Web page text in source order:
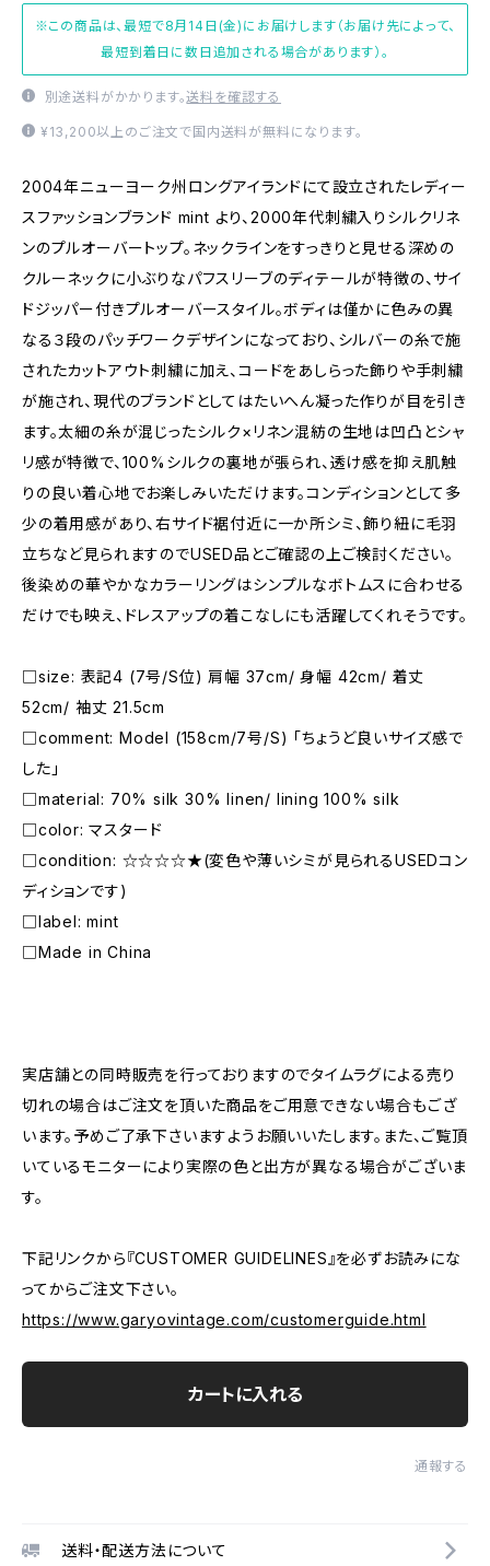
※この商品は、最短で8月14日(金)にお届けします（お届け先によって、
最短到着日に数日追加される場合があります）。
別途送料がかかります。送料を確認する
¥13,200以上のご注文で国内送料が無料になります。
2004年ニューヨーク州ロングアイランドにて設立されたレディー
スファッションブランド mint より、2000年代刺繍入りシルクリネ
ンのプルオーバートップ。ネックラインをすっきりと見せる深めの
クルーネックに小ぶりなパフスリーブのディテールが特徴の、サイ
ドジッパー付きプルオーバースタイル。ボディは僅かに色みの異
なる３段のパッチワークデザインになっており、シルバーの糸で施
されたカットアウト刺繍に加え、コードをあしらった飾りや手刺繍
が施され、現代のブランドとしてはたいへん凝った作りが目を引き
ます。太細の糸が混じったシルク×リネン混紡の生地は凹凸とシャ
リ感が特徴で、100%シルクの裏地が張られ、透け感を抑え肌触
りの良い着心地でお楽しみいただけます。コンディションとして多
少の着用感があり、右サイド裾付近に一か所シミ、飾り紐に毛羽
立ちなど見られますのでUSED品とご確認の上ご検討ください。
後染めの華やかなカラーリングはシンプルなボトムスに合わせる
だけでも映え、ドレスアップの着こなしにも活躍してくれそうです。
□size: 表記4 (7号/S位) 肩幅 37cm/ 身幅 42cm/ 着丈
52cm/ 袖丈 21.5cm
□comment: Model (158cm/7号/S) 「ちょうど良いサイズ感で
した」
□material: 70% silk 30% linen/ lining 100% silk
□color: マスタード
□condition: ☆☆☆☆★(変色や薄いシミが見られるUSEDコン
ディションです)
□label: mint
□Made in China
実店舗との同時販売を行っておりますのでタイムラグによる売り
切れの場合はご注文を頂いた商品をご用意できない場合もござ
います。予めご了承下さいますようお願いいたします。また、ご覧頂
いているモニターにより実際の色と出方が異なる場合がございま
す。
下記リンクから『CUSTOMER GUIDELINES』を必ずお読みにな
ってからご注文下さい。
https://www.garyovintage.com/customerguide.html
カートに入れる
通報する
送料・配送方法について